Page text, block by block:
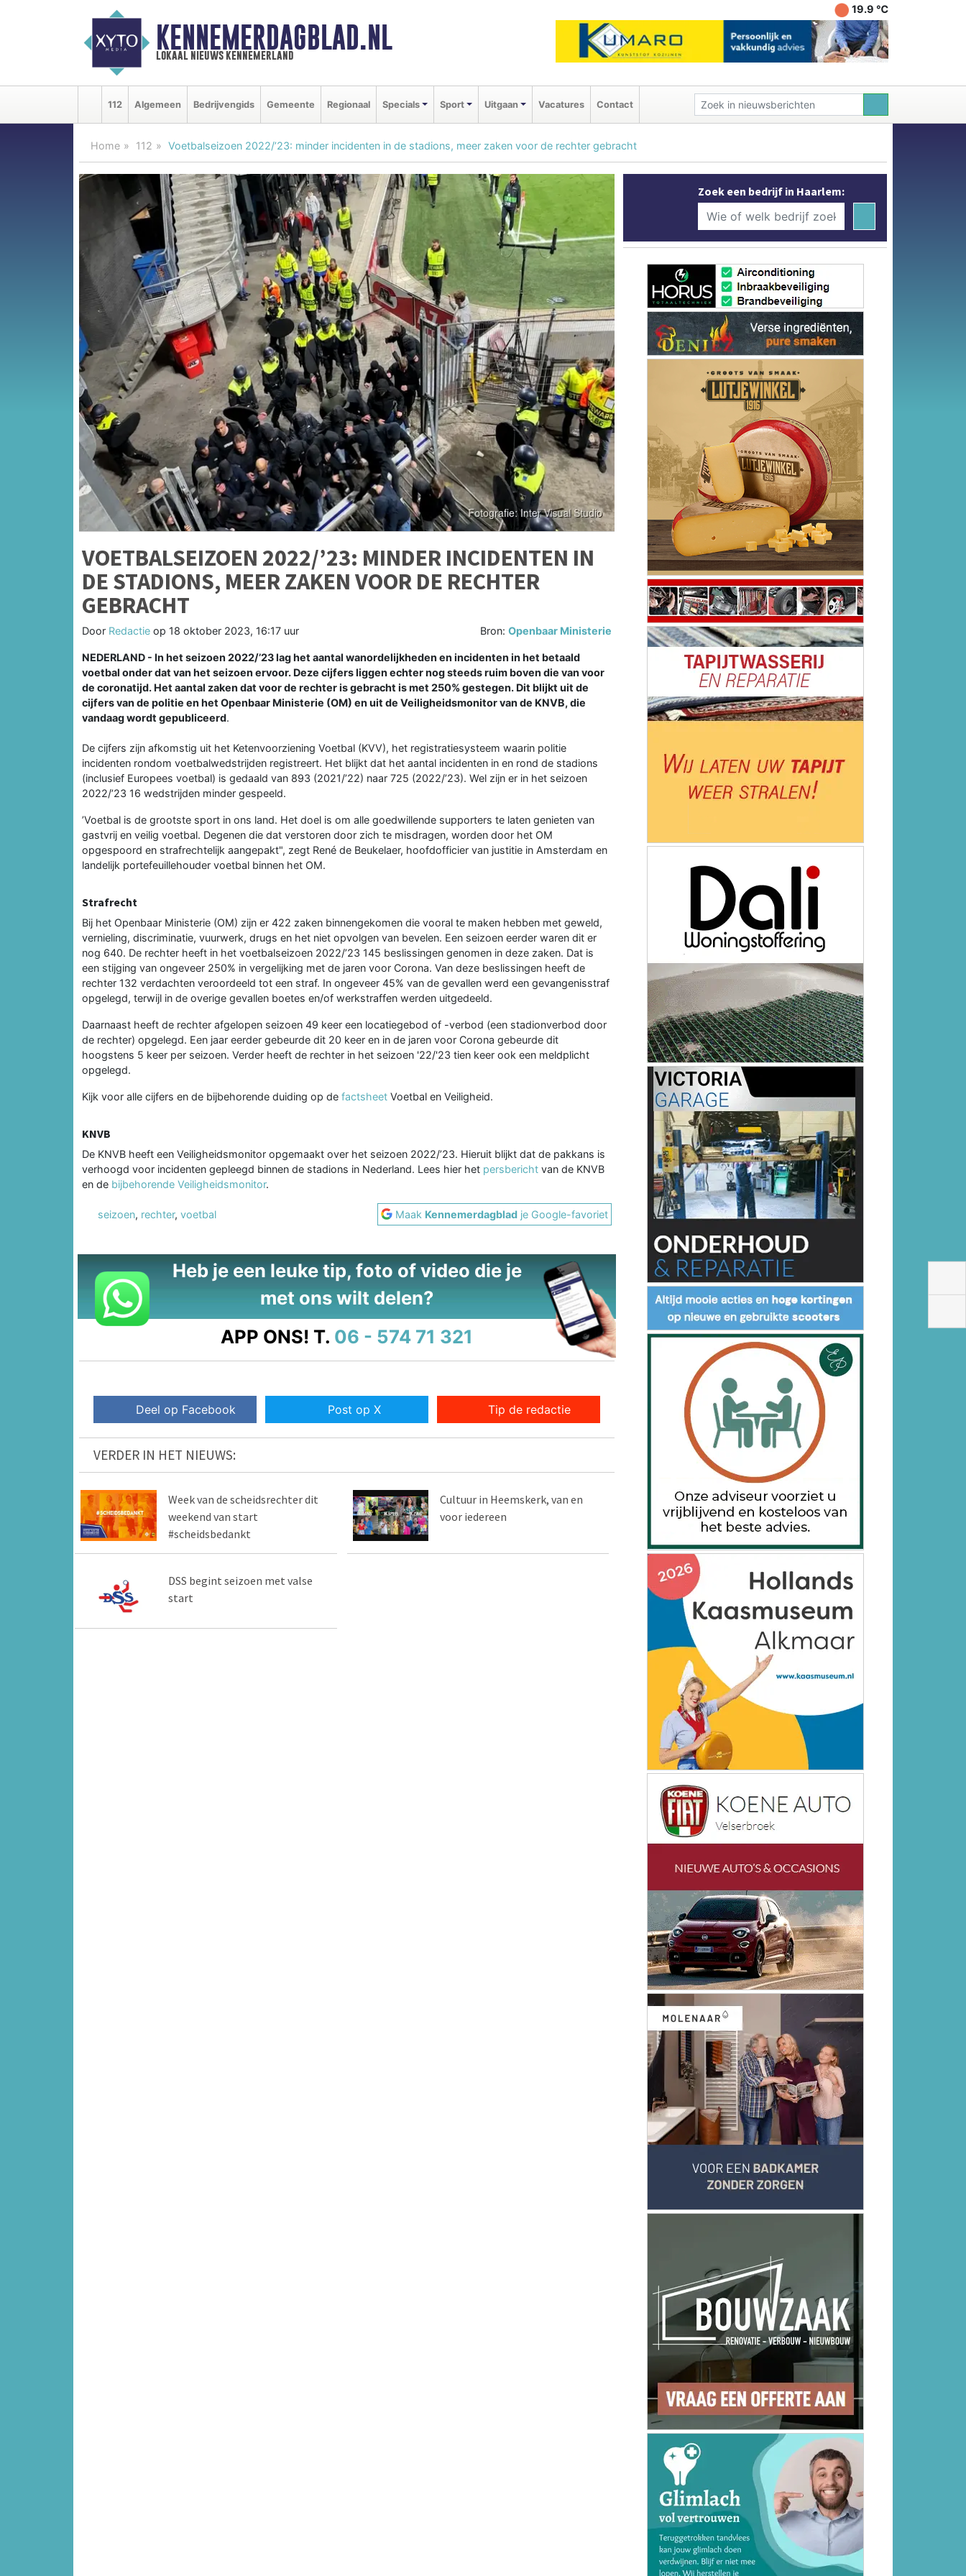
KENNEMERDAGBLAD.NL
lokaal nieuws kennemerland
19.9 ℃
112 Algemeen Bedrijvengids Gemeente Regionaal Specials Sport Uitgaan Vacatures Contact
Home 112 Voetbalseizoen 2022/’23: minder incidenten in de stadions, meer zaken voor de rechter gebracht
VOETBALSEIZOEN 2022/’23: MINDER INCIDENTEN IN
DE STADIONS, MEER ZAKEN VOOR DE RECHTER
GEBRACHT
Door Redactie op 18 oktober 2023, 16:17 uur Bron:Openbaar Ministerie
NEDERLAND - In het seizoen 2022/’23 lag het aantal wanordelijkheden en incidenten in het betaald
voetbal onder dat van het seizoen ervoor. Deze cijfers liggen echter nog steeds ruim boven die van voor
de coronatijd. Het aantal zaken dat voor de rechter is gebracht is met 250% gestegen. Dit blijkt uit de
cijfers van de politie en het Openbaar Ministerie (OM) en uit de Veiligheidsmonitor van de KNVB, die
vandaag wordt gepubliceerd.
De cijfers zijn afkomstig uit het Ketenvoorziening Voetbal (KVV), het registratiesysteem waarin politie
incidenten rondom voetbalwedstrijden registreert. Het blijkt dat het aantal incidenten in en rond de stadions
(inclusief Europees voetbal) is gedaald van 893 (2021/’22) naar 725 (2022/’23). Wel zijn er in het seizoen
2022/’23 16 wedstrijden minder gespeeld.
’Voetbal is de grootste sport in ons land. Het doel is om alle goedwillende supporters te laten genieten van
gastvrij en veilig voetbal. Degenen die dat verstoren door zich te misdragen, worden door het OM
opgespoord en strafrechtelijk aangepakt", zegt René de Beukelaer, hoofdofficier van justitie in Amsterdam en
landelijk portefeuillehouder voetbal binnen het OM.
Strafrecht
Bij het Openbaar Ministerie (OM) zijn er 422 zaken binnengekomen die vooral te maken hebben met geweld,
vernieling, discriminatie, vuurwerk, drugs en het niet opvolgen van bevelen. Een seizoen eerder waren dit er
nog 640. De rechter heeft in het voetbalseizoen 2022/’23 145 beslissingen genomen in deze zaken. Dat is
een stijging van ongeveer 250% in vergelijking met de jaren voor Corona. Van deze beslissingen heeft de
rechter 132 verdachten veroordeeld tot een straf. In ongeveer 45% van de gevallen werd een gevangenisstraf
opgelegd, terwijl in de overige gevallen boetes en/of werkstraffen werden uitgedeeld.
Daarnaast heeft de rechter afgelopen seizoen 49 keer een locatiegebod of -verbod (een stadionverbod door
de rechter) opgelegd. Een jaar eerder gebeurde dit 20 keer en in de jaren voor Corona gebeurde dit
hoogstens 5 keer per seizoen. Verder heeft de rechter in het seizoen '22/'23 tien keer ook een meldplicht
opgelegd.
Kijk voor alle cijfers en de bijbehorende duiding op de factsheet Voetbal en Veiligheid.
KNVB
De KNVB heeft een Veiligheidsmonitor opgemaakt over het seizoen 2022/’23. Hieruit blijkt dat de pakkans is
verhoogd voor incidenten gepleegd binnen de stadions in Nederland. Lees hier het persbericht van de KNVB
en de bijbehorende Veiligheidsmonitor.
seizoen, rechter, voetbal Maak Kennemerdagblad je Google-favoriet
Heb je een leuke tip, foto of video die je
met ons wilt delen?
APP ONS! T. 06 - 574 71 321
Deel op Facebook Post op X Tip de redactie
VERDER IN HET NIEUWS:
Week van de scheidsrechter dit
weekend van start
#scheidsbedankt
Cultuur in Heemskerk, van en
voor iedereen
DSS begint seizoen met valse
start
Zoek een bedrijf in Haarlem: